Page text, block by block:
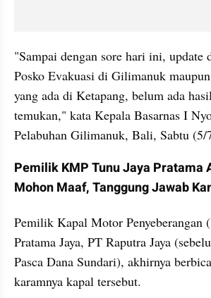
"Sampai dengan sore hari ini, update
Posko Evakuasi di Gilimanuk
yang ada di Ketapang, belum ada
temukan," kata Kepala Basarnas I
Pelabuhan Gilimanuk, Bali, Sabtu (5/
Pemilik KMP Tunu Jaya Pratama
Mohon Maaf, Tanggung Jawab
Pemilik Kapal Motor Penyeberangan
Pratama Jaya, PT Raputra Jaya
Pasca Dana Sundari), akhirnya
karamnya kapal tersebut.